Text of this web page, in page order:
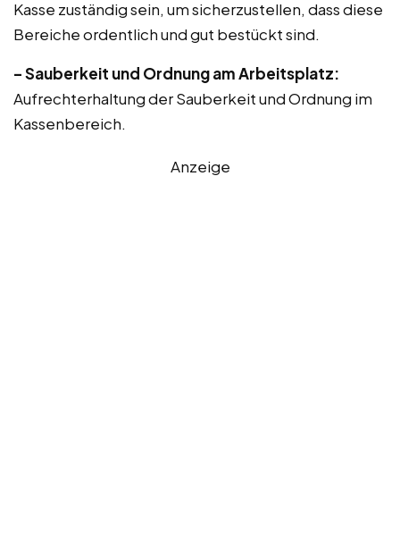
Kasse zuständig sein, um sicherzustellen, dass diese
Bereiche ordentlich und gut bestückt sind.
– Sauberkeit und Ordnung am Arbeitsplatz:
Aufrechterhaltung der Sauberkeit und Ordnung im
Kassenbereich.
Anzeige